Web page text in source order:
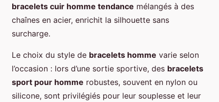
bracelets cuir homme tendance mélangés à des
chaînes en acier, enrichit la silhouette sans
surcharge.
Le choix du style de bracelets homme varie selon
l’occasion : lors d’une sortie sportive, des bracelets
sport pour homme robustes, souvent en nylon ou
silicone, sont privilégiés pour leur souplesse et leur